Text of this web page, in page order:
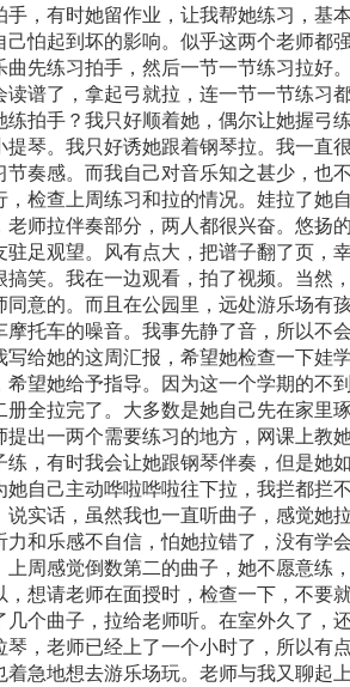
手，有时她留作业，让我帮她练习，基
己怕起到坏的影响。似乎这两个老师都
曲先练习拍手，然后一节一节练习拉好
读谱了，拿起弓就拉，连一节一节练习
练拍手？我只好顺着她，偶尔让她握弓
提琴。我只好诱她跟着钢琴拉。我一直
节奏感。而我自己对音乐知之甚少，也
，检查上周练习和拉的情况。娃拉了她
老师拉伴奏部分，两人都很兴奋。悠扬
驻足观望。风有点大，把谱子翻了页，
搞笑。我在一边观看，拍了视频。当然
同意的。而且在公园里，远处游乐场有
摩托车的噪音。我事先静了音，所以不
写给她的这周汇报，希望她检查一下娃
希望她给予指导。因为这一个学期的不
册全拉完了。大多数是她自己先在家里
提出一两个需要练习的地方，网课上教
练，有时我会让她跟钢琴伴奏，但是她
她自己主动哗啦哗啦往下拉，我拦都拦
说实话，虽然我也一直听曲子，感觉她
力和乐感不自信，怕她拉错了，没有学
上周感觉倒数第二的曲子，她不愿意练
，想请老师在面授时，检查一下，不要
几个曲子，拉给老师听。在室外久了，
琴，老师已经上了一个小时了，所以有
着急地想去游乐场玩。老师与我又聊起